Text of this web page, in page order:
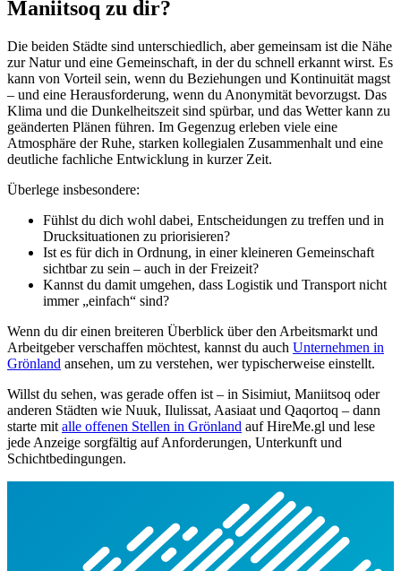
Maniitsoq zu dir?
Die beiden Städte sind unterschiedlich, aber gemeinsam ist die Nähe
zur Natur und eine Gemeinschaft, in der du schnell erkannt wirst. Es
kann von Vorteil sein, wenn du Beziehungen und Kontinuität magst
– und eine Herausforderung, wenn du Anonymität bevorzugst. Das
Klima und die Dunkelheitszeit sind spürbar, und das Wetter kann zu
geänderten Plänen führen. Im Gegenzug erleben viele eine
Atmosphäre der Ruhe, starken kollegialen Zusammenhalt und eine
deutliche fachliche Entwicklung in kurzer Zeit.
Überlege insbesondere:
Fühlst du dich wohl dabei, Entscheidungen zu treffen und in
Drucksituationen zu priorisieren?
Ist es für dich in Ordnung, in einer kleineren Gemeinschaft
sichtbar zu sein – auch in der Freizeit?
Kannst du damit umgehen, dass Logistik und Transport nicht
immer „einfach“ sind?
Wenn du dir einen breiteren Überblick über den Arbeitsmarkt und
Arbeitgeber verschaffen möchtest, kannst du auch Unternehmen in
Grönland ansehen, um zu verstehen, wer typischerweise einstellt.
Willst du sehen, was gerade offen ist – in Sisimiut, Maniitsoq oder
anderen Städten wie Nuuk, Ilulissat, Aasiaat und Qaqortoq – dann
starte mit alle offenen Stellen in Grönland auf HireMe.gl und lese
jede Anzeige sorgfältig auf Anforderungen, Unterkunft und
Schichtbedingungen.